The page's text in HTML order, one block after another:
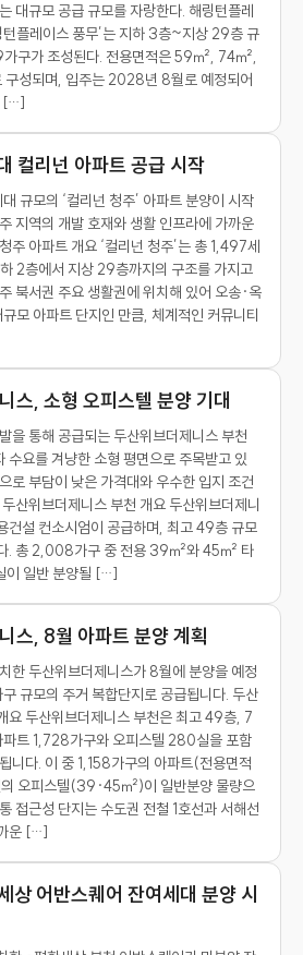
대규모 공급 규모를 자랑한다. 해링턴플레
턴플레이스 풍무’는 지하 3층~지상 29층 규
구가 조성된다. 전용면적은 59㎡, 74㎡,
성되며, 입주는 2028년 8월로 예정되어
[…]
컬리넌 아파트 공급 시작
규모의 ‘컬리넌 청주’ 아파트 분양이 시작
지역의 개발 호재와 생활 인프라에 가까운
주 아파트 개요 ‘컬리넌 청주’는 총 1,497세
2층에서 지상 29층까지의 구조를 가지고
북서권 주요 생활권에 위치해 있어 오송·옥
모 아파트 단지인 만큼, 체계적인 커뮤니티
스, 소형 오피스텔 분양 기대
을 통해 공급되는 두산위브더제니스 부천
수요를 겨냥한 소형 평면으로 주목받고 있
로 부담이 낮은 가격대와 우수한 입지 조건
산위브더제니스 부천 개요 두산위브더제니
건설 컨소시엄이 공급하며, 최고 49층 규모
. 총 2,008가구 중 전용 39㎡와 45㎡ 타
이 일반 분양될 […]
스, 8월 아파트 분양 계획
한 두산위브더제니스가 8월에 분양을 예정
규모의 주거 복합단지로 공급됩니다. 두산
요 두산위브더제니스 부천은 최고 49층, 7
파트 1,728가구와 오피스텔 280실을 포함
니다. 이 중 1,158가구의 아파트(전용면적
오피스텔(39·45㎡)이 일반분양 물량으
접근성 단지는 수도권 전철 1호선과 서해선
운 […]
상 어반스퀘어 잔여세대 분양 시